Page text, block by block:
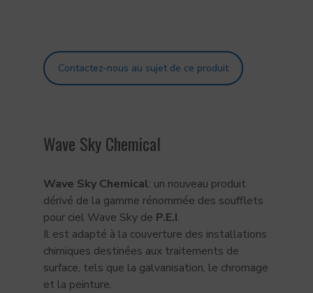
Contactez-nous au sujet de ce produit
Wave Sky Chemical
Wave Sky Chemical: un nouveau produit
dérivé de la gamme rénommée des soufflets
pour ciel Wave Sky de P.E.I.
Il est adapté à la couverture des installations
chimiques destinées aux traitements de
surface, tels que la galvanisation, le chromage
et la peinture.